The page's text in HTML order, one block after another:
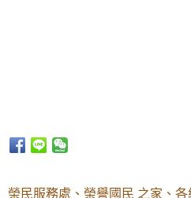
榮民服務處、榮譽國民 之家、